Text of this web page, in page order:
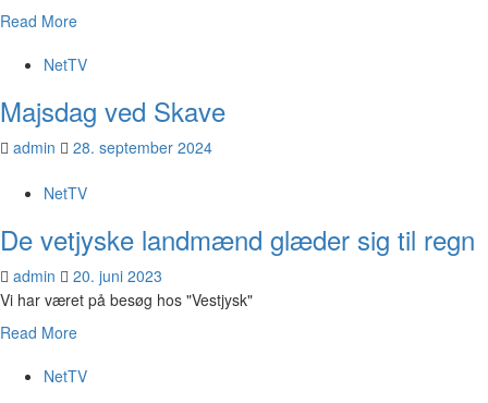
Read More
NetTV
Majsdag ved Skave
admin 28. september 2024
NetTV
De vetjyske landmænd glæder sig til regn
admin
20. juni 2023
Vi har været på besøg hos "Vestjysk"
Read More
NetTV